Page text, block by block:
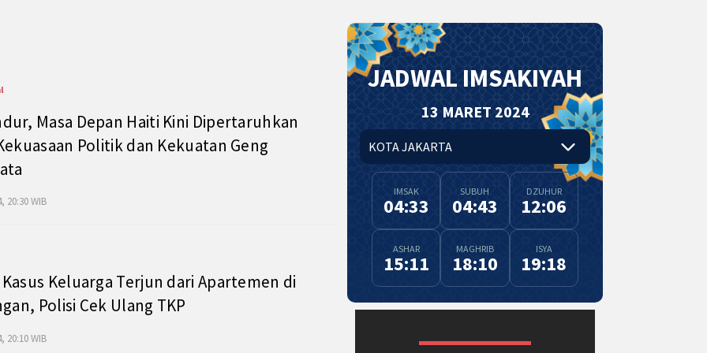
Masa Depan Haiti Kini Dipertaruhkan
Politik dan Kekuatan Geng
20:30 WIB
Keluarga Terjun dari Apartemen di
Polisi Cek Ulang TKP
20:10 WIB
JADWAL IMSAKIYAH
13 MARET 2024
IMSAK
04:33
SUBUH
04:43
DZUHUR
12:06
ASHAR
15:11
MAGHRIB
18:10
ISYA
19:18